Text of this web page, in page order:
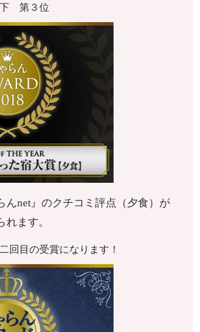
第３位
んnet』のクチコミ評点（夕食）が
れます。
回目の受賞になります！